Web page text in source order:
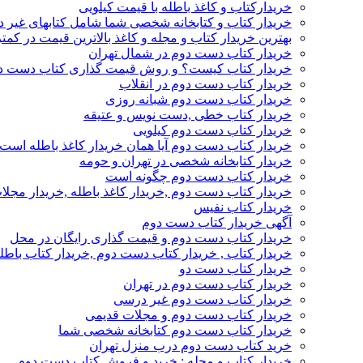
خریدارکتاب و کاغذ باطله با قیمت کیلویی
خریدار کتاب و کتابخانه شخصی شما شامل کتابهای
بهترین خریدار کتاب و مجله و کاغذ بالاترین قیمت در
خریدار کتاب دست دوم در شمال تهران
خریدار کتاب کیست؟ و روش قیمت گذاری کتاب دست
خریدار کتاب دست دوم در انقلاب
خریدار کتاب دست دوم شبانه روزی
خریدار کتاب خطی ,دست نویس و عتیقه
خریدار کتاب دست دوم کیلویی
خریدار کتاب دست دوم آیا همان خریدار کاغذ باطله
خریدار کتابخانه شخصی در تهران و حومه
خریدار کتاب دست دوم چگونه است
خریدار کتاب دست دوم ,خریدار کاغذ باطله ,خریدار
خریدار کتاب نفیس
آگهی خریدار کتاب دست دوم
خریدار کتاب دست دوم و قیمت گذاری رایگان در محل
خریدار کتاب , خریدار کتاب دست دوم ,خریدار کتاب
خریدار کتاب دست دو
خریدار کتاب دست دوم در تهران
خریدار کتاب دست دوم غیر درسی
خریدار کتاب دست دوم و مجلات قدیمی
خریدار کتاب دست دوم کتابخانه شخصی شما
خرید کتاب دست دوم درب منزل تهران